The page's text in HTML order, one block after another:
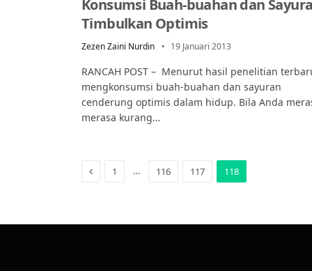
Konsumsi Buah-buahan dan
Timbulkan Optimis
Zezen Zaini Nurdin 19 Januari 2013
RANCAH POST – Menurut hasil penelitian
mengkonsumsi buah-buahan dan sayuran
cenderung optimis dalam hidup. Bila Anda
merasa kurang…
Previous
1 … 116 117 118